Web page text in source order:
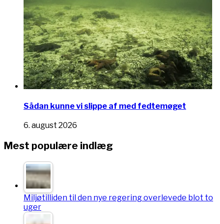
Sådan kunne vi slippe af med fedtemøget
6. august 2026
Mest populære indlæg
Miljøtilliden til den nye regering overlevede blot to
uger